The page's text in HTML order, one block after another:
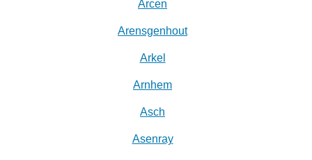
Arcen
Arensgenhout
Arkel
Arnhem
Asch
Asenray